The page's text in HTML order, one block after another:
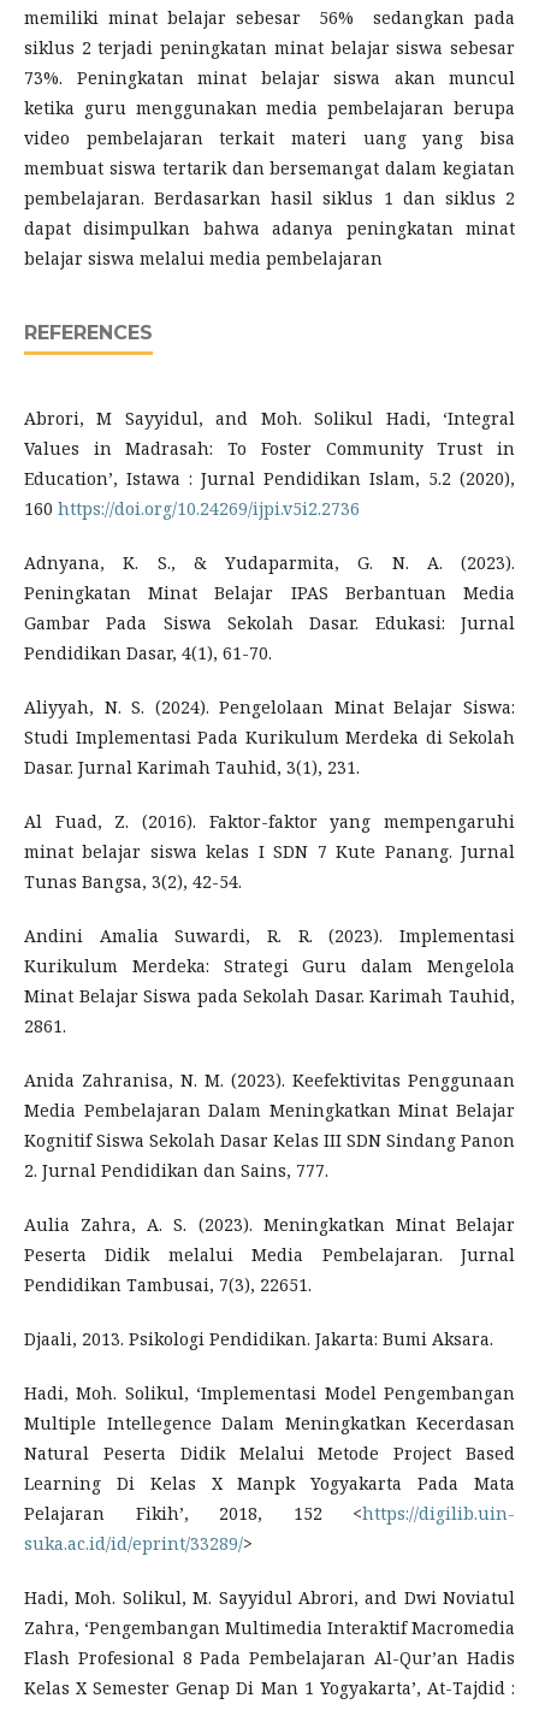
memiliki minat belajar sebesar 56% sedangkan pada
siklus 2 terjadi peningkatan minat belajar siswa sebesar
73%. Peningkatan minat belajar siswa akan muncul
ketika guru menggunakan media pembelajaran berupa
video pembelajaran terkait materi uang yang bisa
membuat siswa tertarik dan bersemangat dalam kegiatan
pembelajaran. Berdasarkan hasil siklus 1 dan siklus 2
dapat disimpulkan bahwa adanya peningkatan minat
belajar siswa melalui media pembelajaran
REFERENCES
Abrori, M Sayyidul, and Moh. Solikul Hadi, ‘Integral
Values in Madrasah: To Foster Community Trust in
Education’, Istawa : Jurnal Pendidikan Islam, 5.2 (2020),
160 https://doi.org/10.24269/ijpi.v5i2.2736
Adnyana, K. S., & Yudaparmita, G. N. A. (2023).
Peningkatan Minat Belajar IPAS Berbantuan Media
Gambar Pada Siswa Sekolah Dasar. Edukasi: Jurnal
Pendidikan Dasar, 4(1), 61-70.
Aliyyah, N. S. (2024). Pengelolaan Minat Belajar Siswa:
Studi Implementasi Pada Kurikulum Merdeka di Sekolah
Dasar. Jurnal Karimah Tauhid, 3(1), 231.
Al Fuad, Z. (2016). Faktor-faktor yang mempengaruhi
minat belajar siswa kelas I SDN 7 Kute Panang. Jurnal
Tunas Bangsa, 3(2), 42-54.
Andini Amalia Suwardi, R. R. (2023). Implementasi
Kurikulum Merdeka: Strategi Guru dalam Mengelola
Minat Belajar Siswa pada Sekolah Dasar. Karimah Tauhid,
2861.
Anida Zahranisa, N. M. (2023). Keefektivitas Penggunaan
Media Pembelajaran Dalam Meningkatkan Minat Belajar
Kognitif Siswa Sekolah Dasar Kelas III SDN Sindang Panon
2. Jurnal Pendidikan dan Sains, 777.
Aulia Zahra, A. S. (2023). Meningkatkan Minat Belajar
Peserta Didik melalui Media Pembelajaran. Jurnal
Pendidikan Tambusai, 7(3), 22651.
Djaali, 2013. Psikologi Pendidikan. Jakarta: Bumi Aksara.
Hadi, Moh. Solikul, ‘Implementasi Model Pengembangan
Multiple Intellegence Dalam Meningkatkan Kecerdasan
Natural Peserta Didik Melalui Metode Project Based
Learning Di Kelas X Manpk Yogyakarta Pada Mata
Pelajaran Fikih’, 2018, 152 <https://digilib.uin-
suka.ac.id/id/eprint/33289/>
Hadi, Moh. Solikul, M. Sayyidul Abrori, and Dwi Noviatul
Zahra, ‘Pengembangan Multimedia Interaktif Macromedia
Flash Profesional 8 Pada Pembelajaran Al-Qur’an Hadis
Kelas X Semester Genap Di Man 1 Yogyakarta’, At-Tajdid :